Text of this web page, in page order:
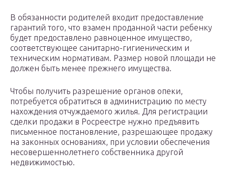
В обязанности родителей входит предоставление
гарантий того, что взамен проданной части ребенку
будет предоставлено равноценное имущество,
соответствующее санитарно-гигиеническим и
техническим нормативам. Размер новой площади не
должен быть менее прежнего имущества.
Чтобы получить разрешение органов опеки,
потребуется обратиться в администрацию по месту
нахождения отчуждаемого жилья. Для регистрации
сделки продажи в Росреестре нужно предъявить
письменное постановление, разрешающее продажу
на законных основаниях, при условии обеспечения
несовершеннолетнего собственника другой
недвижимостью.